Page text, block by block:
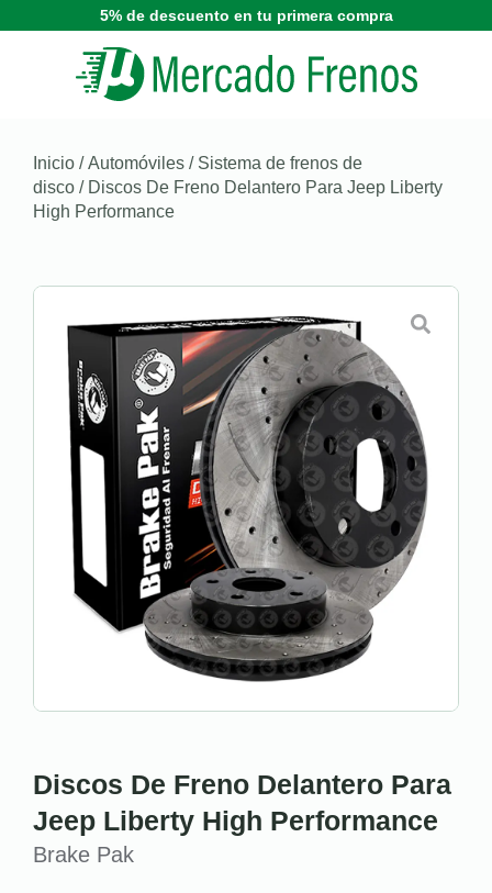
5% de descuento en tu primera compra
Inicio /Automóviles / Sistema de frenos de
disco / Discos De Freno Delantero Para Jeep Liberty
High Performance
Discos De Freno Delantero Para
Jeep Liberty High Performance
Brake Pak